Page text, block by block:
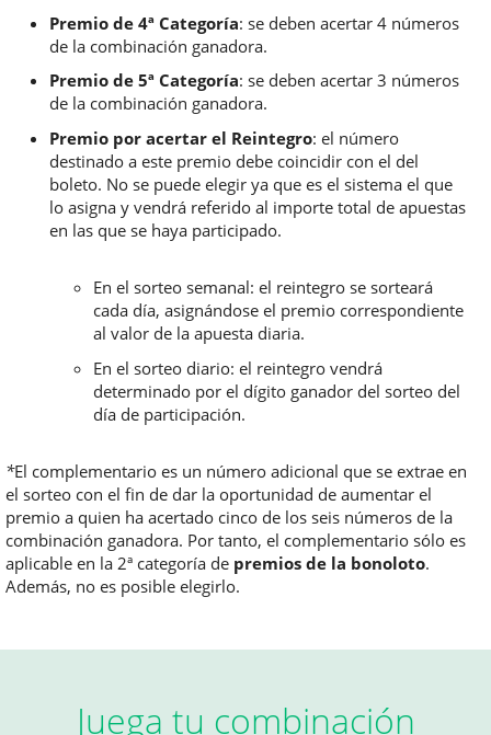
Premio de 4ª Categoría: se deben acertar 4 números
de la combinación ganadora.
Premio de 5ª Categoría: se deben acertar 3 números
de la combinación ganadora.
Premio por acertar el Reintegro: el número
destinado a este premio debe coincidir con el del
boleto. No se puede elegir ya que es el sistema el que
lo asigna y vendrá referido al importe total de apuestas
en las que se haya participado.
En el sorteo semanal: el reintegro se sorteará
cada día, asignándose el premio correspondiente
al valor de la apuesta diaria.
En el sorteo diario: el reintegro vendrá
determinado por el dígito ganador del sorteo del
día de participación.
*El complementario es un número adicional que se extrae en
el sorteo con el fin de dar la oportunidad de aumentar el
premio a quien ha acertado cinco de los seis números de la
combinación ganadora. Por tanto, el complementario sólo es
aplicable en la 2ª categoría de premios de la bonoloto.
Además, no es posible elegirlo.
Juega tu combinación